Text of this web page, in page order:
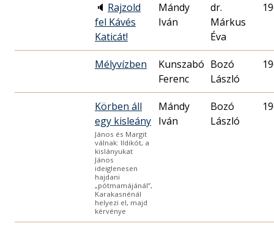
🔈 Rajzold
fel Kávés
Katicát!
Mándy
Iván
dr.
Márkus
Éva
Mélyvízben
Kunszabó
Ferenc
Bozó
László
Körben áll
egy kisleány
János és Margit
válnak: Ildikót, a
kislányukat
János
ideiglenesen
hajdani
„pótmamájánál”,
Karakasnénál
helyezi el, majd
kérvénye
Mándy
Iván
Bozó
László